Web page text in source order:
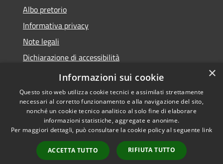
Albo pretorio
Informativa privacy
Note legali
Dichiarazione di accessibilità
Piano di miglioramento del sito
Accessibilità
Copyright © 2026 • Comune di
Castellarano • Powered by
Municipium•
Accesso
redazione
×
Informazioni sui cookie
Questo sito web utilizza cookie tecnici e assimilati strettamente
necessari al corretto funzionamento e alla navigazione del sito,
nonché un cookie tecnico analitico al solo fine di elaborare
informazioni statistiche, aggregate e anonime.
Per maggiori dettagli, può consultare la cookie policy al seguente link
ACCETTA TUTTO RIFIUTA TUTTO